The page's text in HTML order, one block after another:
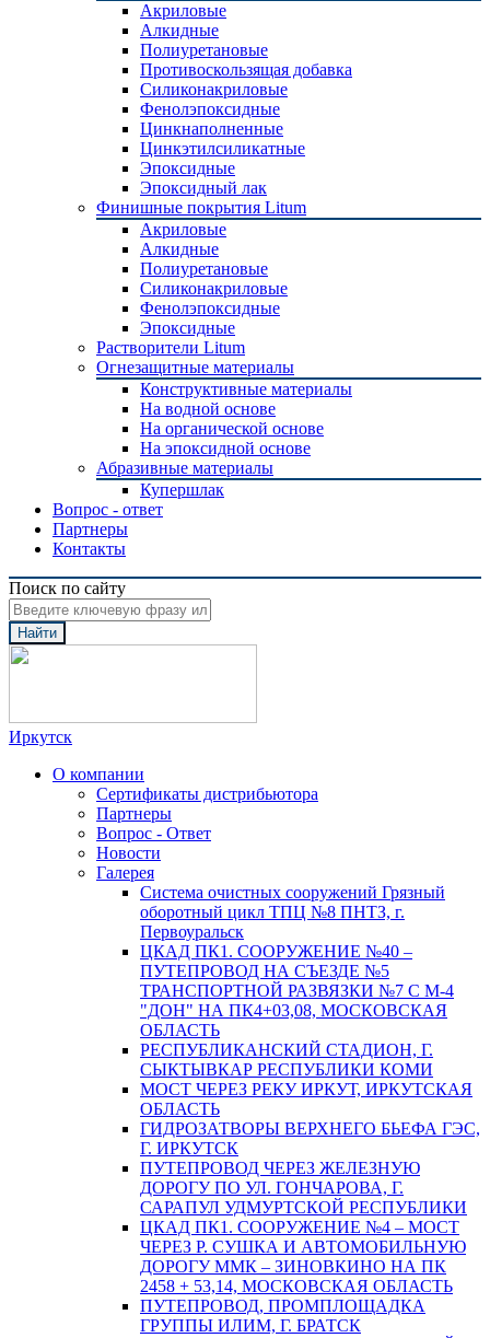
Акриловые
Алкидные
Полиуретановые
Противоскользящая добавка
Силиконакриловые
Фенолэпоксидные
Цинкнаполненные
Цинкэтилсиликатные
Эпоксидные
Эпоксидный лак
Финишные покрытия Litum
Акриловые
Алкидные
Полиуретановые
Силиконакриловые
Фенолэпоксидные
Эпоксидные
Растворители Litum
Огнезащитные материалы
Конструктивные материалы
На водной основе
На органической основе
На эпоксидной основе
Абразивные материалы
Купершлак
Вопрос - ответ
Партнеры
Контакты
Поиск по сайту
Найти
Иркутск
О компании
Сертификаты дистрибьютора
Партнеры
Вопрос - Ответ
Новости
Галерея
Система очистных сооружений Грязный
оборотный цикл ТПЦ №8 ПНТЗ, г.
Первоуральск
ЦКАД ПК1. СООРУЖЕНИЕ №40 –
ПУТЕПРОВОД НА СЪЕЗДЕ №5
ТРАНСПОРТНОЙ РАЗВЯЗКИ №7 С М-4
"ДОН" НА ПК4+03,08, МОСКОВСКАЯ
ОБЛАСТЬ
РЕСПУБЛИКАНСКИЙ СТАДИОН, Г.
СЫКТЫВКАР РЕСПУБЛИКИ КОМИ
МОСТ ЧЕРЕЗ РЕКУ ИРКУТ, ИРКУТСКАЯ
ОБЛАСТЬ
ГИДРОЗАТВОРЫ ВЕРХНЕГО БЬЕФА ГЭС,
Г. ИРКУТСК
ПУТЕПРОВОД ЧЕРЕЗ ЖЕЛЕЗНУЮ
ДОРОГУ ПО УЛ. ГОНЧАРОВА, Г.
САРАПУЛ УДМУРТСКОЙ РЕСПУБЛИКИ
ЦКАД ПК1. СООРУЖЕНИЕ №4 – МОСТ
ЧЕРЕЗ Р. СУШКА И АВТОМОБИЛЬНУЮ
ДОРОГУ ММК – ЗИНОВКИНО НА ПК
2458 + 53,14, МОСКОВСКАЯ ОБЛАСТЬ
ПУТЕПРОВОД, ПРОМПЛОЩАДКА
ГРУППЫ ИЛИМ, Г. БРАТСК